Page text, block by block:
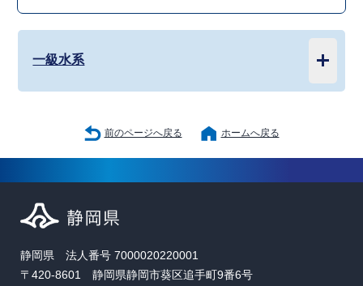
一級水系
前のページへ戻る ホームへ戻る
静岡県 法人番号 7000020220001
〒420-8601 静岡県静岡市葵区追手町9番6号